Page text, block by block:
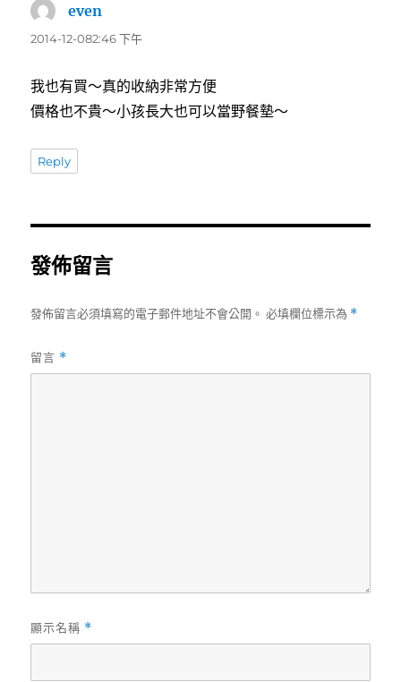
even
示:
2014-12-082:46 下午
我也有買～真的收納非常方便
價格也不貴～小孩長大也可以當野餐墊～
Reply
發佈留言
發佈留言必須填寫的電子郵件地址不會公開。 必填欄位標示為 *
留言 *
顯示名稱 *